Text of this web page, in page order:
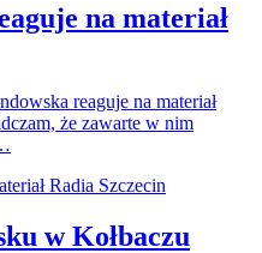
na materiał
reaguje na materiał
że zawarte w nim
w Kołbaczu